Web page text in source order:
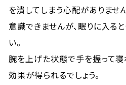
を潰してしまう心配がありませ
意識できませんが、眠りに入る
い。
腕を上げた状態で手を握って寝
効果が得られるでしょう。